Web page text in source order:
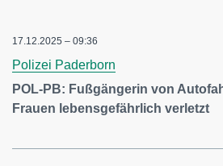
17.12.2025 – 09:36
Polizei Paderborn
POL-PB: Fußgängerin von
Frauen lebensgefährlich verletzt